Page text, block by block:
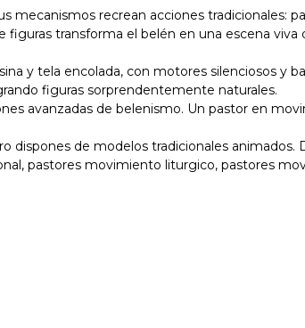
recrean acciones tradicionales:
transforma el belén en una escena viva
y tela encolada, con motores silenciosos y
figuras sorprendentemente naturales.
avanzadas de belenismo. Un pastor en
de modelos tradicionales animados.
pastores movimiento liturgico, pastores